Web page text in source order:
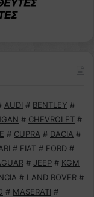
AUDI # BENTLEY #
# CHEVROLET #
# CUPRA # DACIA #
# FIAT # FORD #
# JEEP # KGM
# LAND ROVER #
# MASERATI #